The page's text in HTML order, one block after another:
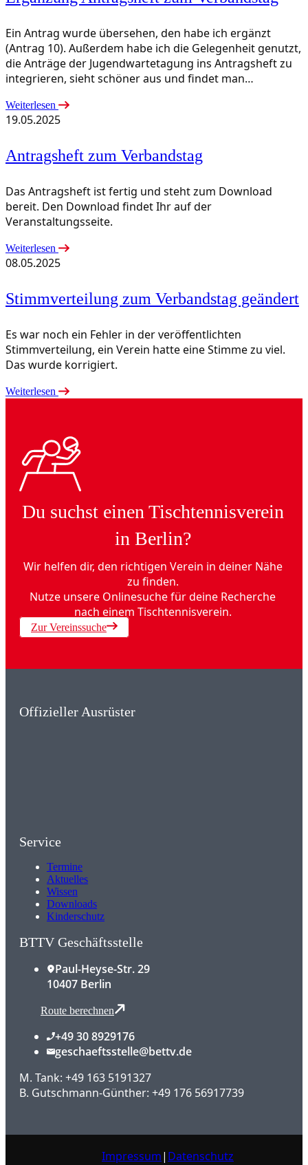
Ein Antrag wurde übersehen, den habe ich ergänzt
(Antrag 10). Außerdem habe ich die Gelegenheit genutzt,
die Anträge der Jugendwartetagung ins Antragsheft zu
integrieren, sieht schöner aus und findet man…
Weiterlesen
19.05.2025
Antragsheft zum Verbandstag
Das Antragsheft ist fertig und steht zum Download
bereit. Den Download findet Ihr auf der
Veranstaltungsseite.
Weiterlesen
08.05.2025
Stimmverteilung zum Verbandstag geändert
Es war noch ein Fehler in der veröffentlichten
Stimmverteilung, ein Verein hatte eine Stimme zu viel.
Das wurde korrigiert.
Weiterlesen
Du suchst einen Tischtennisverein
in Berlin?
Wir helfen dir, den richtigen Verein in deiner Nähe
zu finden.
Nutze unsere Onlinesuche für deine Recherche
nach einem Tischtennisverein.
Zur Vereinssuche
Offizieller Ausrüster
Service
Termine
Aktuelles
Wissen
Downloads
Kinderschutz
BTTV Geschäftsstelle
Paul-Heyse-Str. 29
10407 Berlin
Route berechnen
+49 30 8929176
geschaeftsstelle@bettv.de
M. Tank: +49 163 5191327
B. Gutschmann-Günther: +49 176 56917739
Impressum| Datenschutz